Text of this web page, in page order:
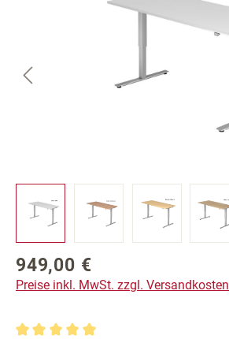
Regulärer Preis:
949,00 €
Preise inkl. MwSt. zzgl. Versandkosten